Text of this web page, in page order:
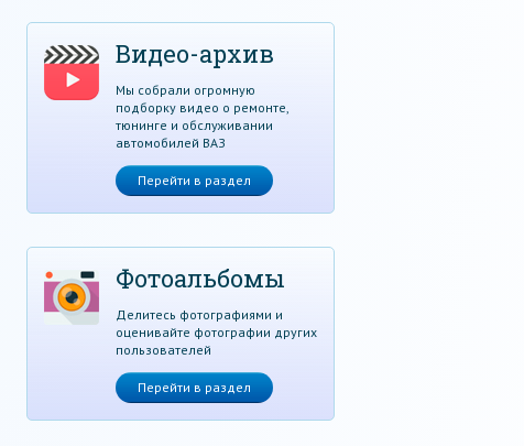
Видео-архив
Мы собрали огромную
подборку видео о ремонте,
тюнинге и обслуживании
автомобилей ВАЗ
Перейти в раздел
Фотоальбомы
Делитесь фотографиями и
оценивайте фотографии других
пользователей
Перейти в раздел